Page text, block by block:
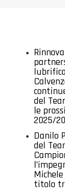
del
le
2025/
Danilo
del
titolo